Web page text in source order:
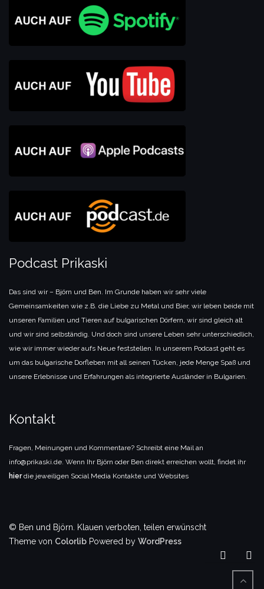
Podcast Prikaski
Das sind wir – Björn und Ben. Im Grunde haben wir sehr viele
Gemeinsamkeiten wie z.B. die Liebe zu Metal und Bier, wir leben beide mit
unseren Familien und Tieren auf bulgarischen Dörfern, wir sind gleich alt
und wir sind selbständig. Und doch sind unsere Leben sehr unterschiedlich,
wie wir immer wieder aufs Neue feststellen. In unserem Podcast geht es
um das bulgarische Dorfleben mit all seinen Tücken, jede Menge Spaß und
unsere Erlebnisse und Erfahrungen als integrierte Ausländer in Bulgarien.
Kontakt
Fragen, Meinungen und Kommentare? Schreibt eine Mail an
info@prikaski.de. Wenn Ihr Björn oder Ben direkt erreichen wollt, findet ihr
hierdie jeweiligen Social Media Kontakte und Websites
© Ben und Björn. Klauen verboten, teilen erwünscht
Theme von Colorlib Powered by WordPress